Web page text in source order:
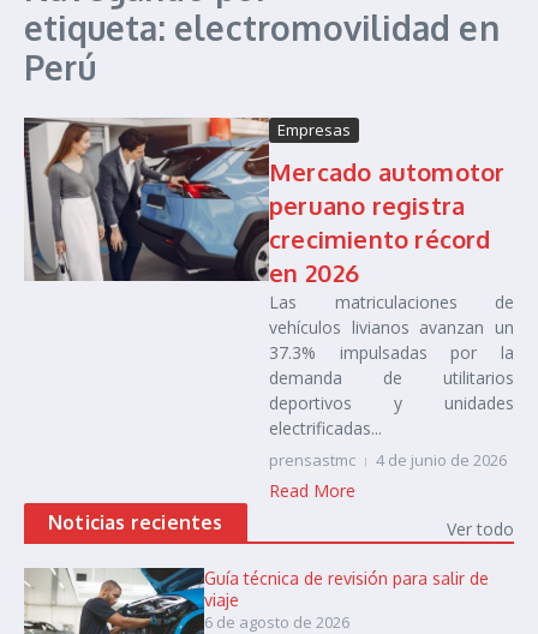
etiqueta: electromovilidad en
Perú
Empresas
Mercado automotor
peruano registra
crecimiento récord
en 2026
Las matriculaciones de
vehículos livianos avanzan un
37.3% impulsadas por la
demanda de utilitarios
deportivos y unidades
electrificadas...
prensastmc 4 de junio de 2026
Read More
Noticias recientes Ver todo
Guía técnica de revisión para salir de
viaje
6 de agosto de 2026